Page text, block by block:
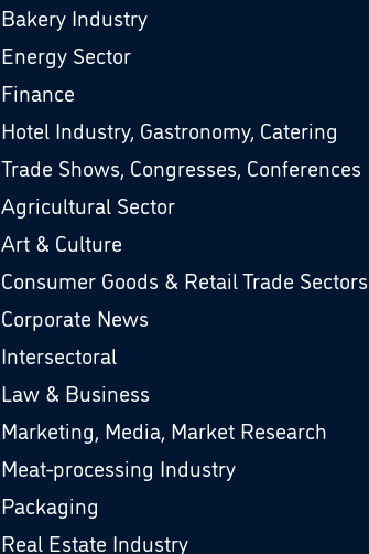
Bakery Industry
Energy Sector
Finance
Hotel Industry, Gastronomy, Catering
Trade Shows, Congresses, Conferences
Agricultural Sector
Art & Culture
Consumer Goods & Retail Trade Sectors
Corporate News
Intersectoral
Law & Business
Marketing, Media, Market Research
Meat-processing Industry
Packaging
Real Estate Industry